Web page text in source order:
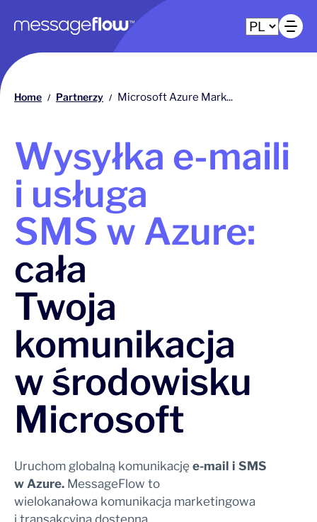
Główna nawigacja
Home / Partnerzy / Microsoft Azure Mark...
Wysyłka e-maili
i usługa
SMS w Azure:
cała
Twoja
komunikacja
w środowisku
Microsoft
Uruchom globalną komunikację e-mail i SMS
w Azure. MessageFlow to
wielokanałowa komunikacja marketingowa
i transakcyjna dostępna